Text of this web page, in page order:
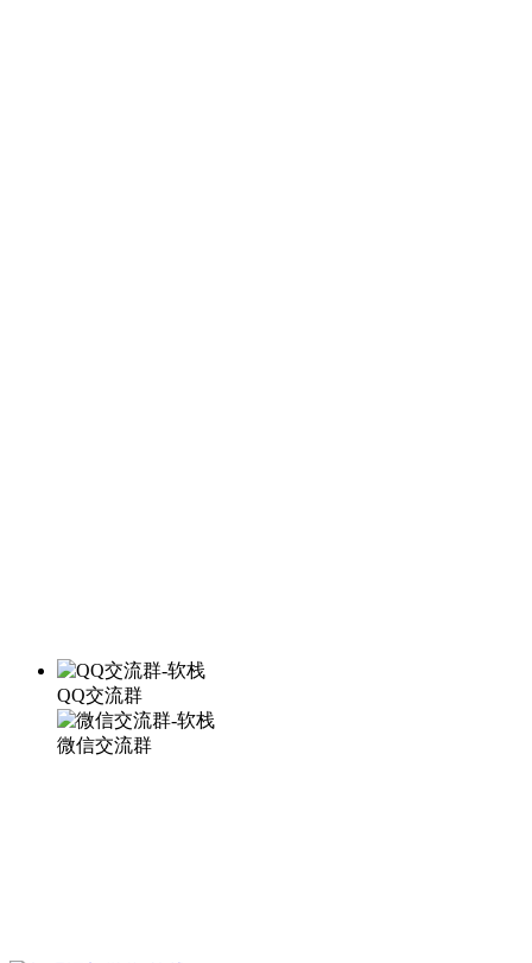
QQ交流群
微信交流群